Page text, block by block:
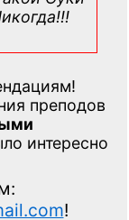
преподов
интересно
!